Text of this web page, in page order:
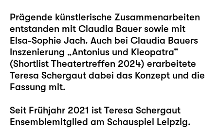
Prägende künstlerische Zusammenarbeiten
entstanden mit Claudia Bauer sowie mit
Elsa-Sophie Jach. Auch bei Claudia Bauers
Inszenierung „Antonius und Kleopatra“
(Shortlist Theatertreffen 2024) erarbeitete
Teresa Schergaut dabei das Konzept und die
Fassung mit.
Seit Frühjahr 2021 ist Teresa Schergaut
Ensemblemitglied am Schauspiel Leipzig.